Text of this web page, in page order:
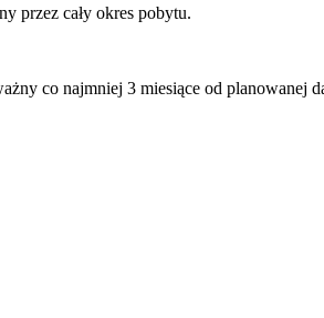
przez cały okres pobytu.
co najmniej 3 miesiące od planowanej